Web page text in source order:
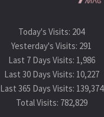
Today's Visits: 204
Yesterday's Visits: 291
Last 7 Days Visits: 1,986
Last 30 Days Visits: 10,227
Last 365 Days Visits: 139,374
Total Visits: 782,829